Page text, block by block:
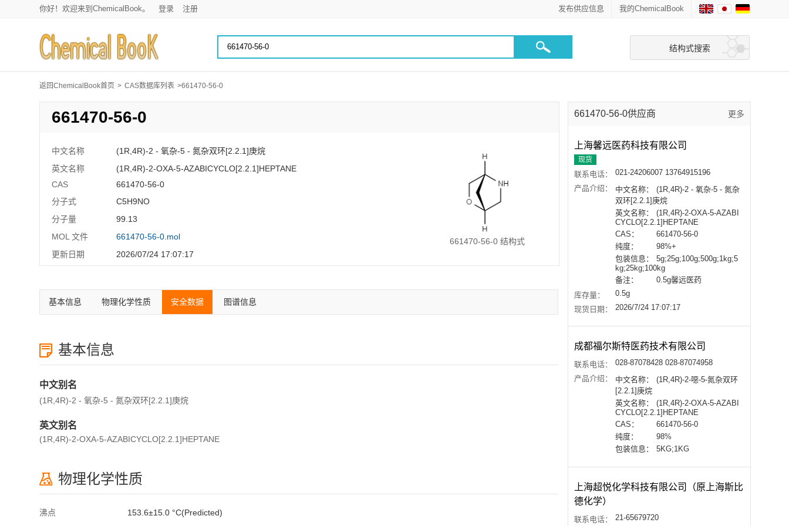
你好！欢迎来到ChemicalBook。 登录 注册 我的ChemicalBook
发布供应信息
结构式搜索
返回ChemicalBook首页 > CAS数据库列表 >661470-56-0
661470-56-0
中文名称
(1R,4R)-2 - 氧杂-5 - 氮杂双环[2.2.1]庚烷
英文名称
(1R,4R)-2-OXA-5-AZABICYCLO[2.2.1]HEPTANE
CAS
661470-56-0
分子式
C5H9NO
分子量
99.13
MOL 文件
661470-56-0.mol
更新日期
2026/07/24 17:07:17
661470-56-0 结构式
基本信息 物理化学性质 安全数据 图谱信息
基本信息
中文别名
(1R,4R)-2 - 氧杂-5 - 氮杂双环[2.2.1]庚烷
英文别名
(1R,4R)-2-OXA-5-AZABICYCLO[2.2.1]HEPTANE
物理化学性质
沸点
153.6±15.0 °C(Predicted)
661470-56-0供应商 更多
上海馨远医药科技有限公司
现货
联系电话：
021-24206007 13764915196
产品介绍：
中文名称：
(1R,4R)-2 - 氧杂-5 - 氮杂
双环[2.2.1]庚烷
英文名称：
(1R,4R)-2-OXA-5-AZABI
CYCLO[2.2.1]HEPTANE
CAS：
661470-56-0
纯度：
98%+
包装信息：
5g;25g;100g;500g;1kg;5
kg;25kg;100kg
备注：
0.5g馨远医药
库存量：
0.5g
现货日期：
2026/7/24 17:07:17
成都福尔斯特医药技术有限公司
联系电话：
028-87078428 028-87074958
产品介绍：
中文名称：
(1R,4R)-2-噁-5-氮杂双环
[2.2.1]庚烷
英文名称：
(1R,4R)-2-OXA-5-AZABI
CYCLO[2.2.1]HEPTANE
CAS：
661470-56-0
纯度：
98%
包装信息：
5KG;1KG
上海超悦化学科技有限公司（原上海斯比
德化学）
联系电话： 21-65679720